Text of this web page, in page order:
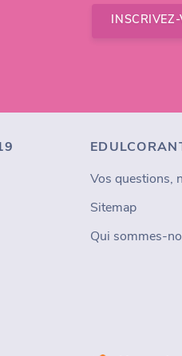
Vos questions,
Sitemap
Qui sommes-